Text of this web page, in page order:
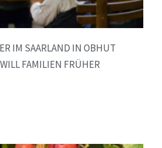
IM SAARLAND IN OBHUT
FAMILIEN FRÜHER